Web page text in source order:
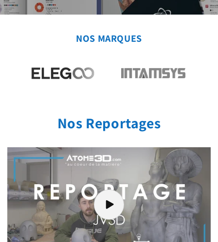
NOS MARQUES
Nos Reportages